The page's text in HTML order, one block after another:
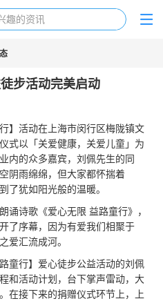
步活动完美启动
】活动在上海市闵行区梅陇镇文
式以「关爱健康，关爱儿童」为
内的众多嘉宾，刘佩先生的同
阴雨绵绵，但大家都怀揣着
了犹如阳光般的温暖。
诵诗歌《爱心无限 益路童行》，
了序幕，因为有爱我们相聚于
爱汇流成河。
童行】爱心徒步公益活动的刘佩
和活动计划，台下掌声雷动，大
在接下来的捐赠仪式环节上，上